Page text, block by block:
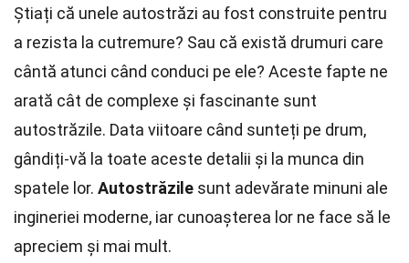
Știați că unele autostrăzi au fost construite pentru
a rezista la cutremure? Sau că există drumuri care
cântă atunci când conduci pe ele? Aceste fapte ne
arată cât de complexe și fascinante sunt
autostrăzile. Data viitoare când sunteți pe drum,
gândiți-vă la toate aceste detalii și la munca din
spatele lor. Autostrăzile sunt adevărate minuni ale
ingineriei moderne, iar cunoașterea lor ne face să le
apreciem și mai mult.